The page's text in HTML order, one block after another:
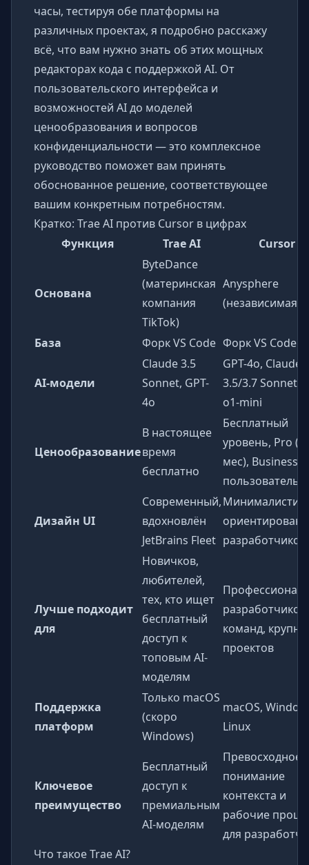
часы, тестируя обе платформы на
различных проектах, я подробно расскажу
всё, что вам нужно знать об этих мощных
редакторах кода с поддержкой AI. От
пользовательского интерфейса и
возможностей AI до моделей
ценообразования и вопросов
конфиденциальности — это комплексное
руководство поможет вам принять
обоснованное решение, соответствующее
вашим конкретным потребностям.
Кратко: Trae AI против Cursor в цифрах
Функция
Trae AI Cursor
Основана
ByteDance
(материнская
компания
TikTok)
Anysphere
(независимая)
База Форк VS Code Форк VS Code
AI-модели
Claude 3.5
Sonnet, GPT-
4o
GPT-4o, Claude
3.5/3.7 Sonnet,
o1-mini
Ценообразование
В настоящее
время
бесплатно
Бесплатный
уровень, Pro
мес), Business
пользователь/
Дизайн UI
Современный,
вдохновлён
JetBrains Fleet
ориентирован
разработчиков
Лучше подходит
для
Новичков,
любителей,
тех, кто ищет
бесплатный
доступ к
топовым AI-
моделям
разработчиков,
команд,
проектов
Поддержка
платформ
Только macOS
(скоро
Windows)
macOS,
Linux
Ключевое
преимущество
Бесплатный
доступ к
премиальным
AI-моделям
Превосходное
понимание
контекста и
рабочие
для
Что такое Trae AI?